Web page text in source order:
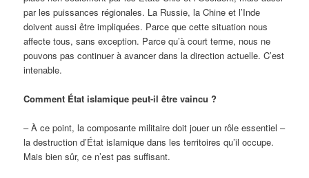
par les puissances régionales. La Russie, la Chine et l’Inde
doivent aussi être impliquées. Parce que cette situation nous
affecte tous, sans exception. Parce qu’à court terme, nous ne
pouvons pas continuer à avancer dans la direction actuelle. C’est
intenable.
Comment État islamique peut-il être vaincu ?
– À ce point, la composante militaire doit jouer un rôle essentiel –
la destruction d’État islamique dans les territoires qu’il occupe.
Mais bien sûr, ce n’est pas suffisant.